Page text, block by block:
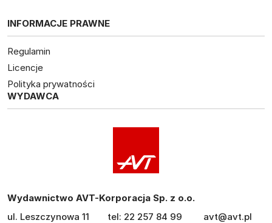
INFORMACJE PRAWNE
Regulamin
Licencje
Polityka prywatności
WYDAWCA
Wydawnictwo AVT-Korporacja Sp. z o.o.
ul. Leszczynowa 11
tel: 22 257 84 99
avt@avt.pl